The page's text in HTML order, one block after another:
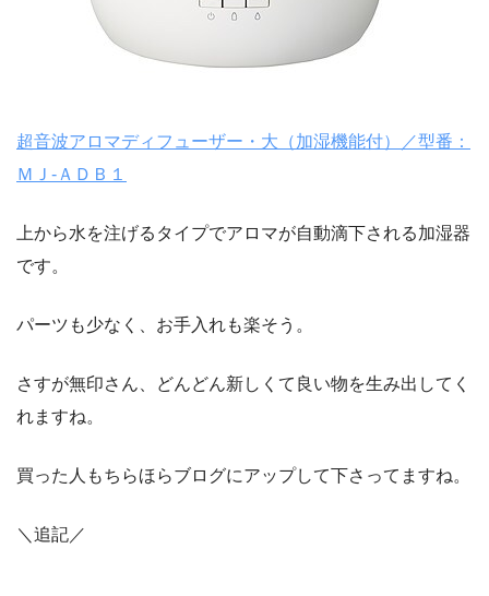
超音波アロマディフューザー・大（加湿機能付）／型番：
ＭＪ‐ＡＤＢ１
上から水を注げるタイプでアロマが自動滴下される加湿器
です。
パーツも少なく、お手入れも楽そう。
さすが無印さん、どんどん新しくて良い物を生み出してく
れますね。
買った人もちらほらブログにアップして下さってますね。
＼追記／